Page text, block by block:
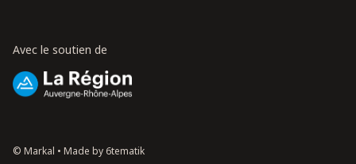
Avec le soutien de
© Markal • Made by 6tematik